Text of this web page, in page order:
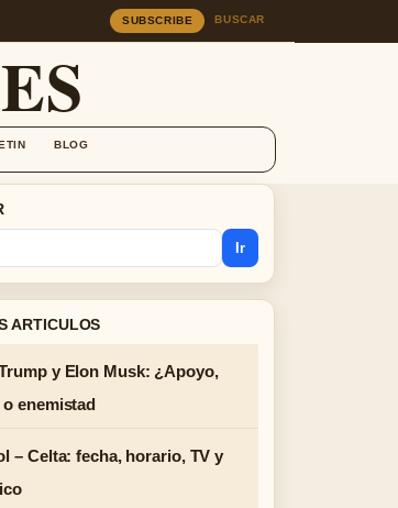
SUBSCRIBE BUSCAR
BLOG
Ir
ARTICULOS
y Elon Musk: ¿Apoyo,
enemistad
– Celta: fecha, horario, TV y